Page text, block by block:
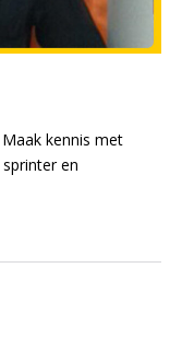
kennis met
en